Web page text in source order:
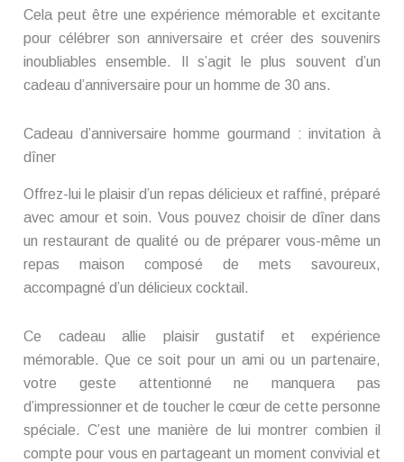
Cela peut être une expérience mémorable et excitante
pour célébrer son anniversaire et créer des souvenirs
inoubliables ensemble. Il s’agit le plus souvent d’un
cadeau d’anniversaire pour un homme de 30 ans.
Cadeau d’anniversaire homme gourmand : invitation à
dîner
Offrez-lui le plaisir d’un repas délicieux et raffiné, préparé
avec amour et soin. Vous pouvez choisir de dîner dans
un restaurant de qualité ou de préparer vous-même un
repas maison composé de mets savoureux,
accompagné d’un délicieux cocktail.
Ce cadeau allie plaisir gustatif et expérience
mémorable. Que ce soit pour un ami ou un partenaire,
votre geste attentionné ne manquera pas
d’impressionner et de toucher le cœur de cette personne
spéciale. C’est une manière de lui montrer combien il
compte pour vous en partageant un moment convivial et